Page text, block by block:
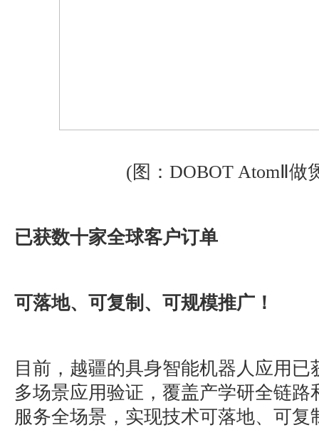
(图：DOBOT AtomⅡ做
已获数十家全球客户订单
可落地、可复制、可规模推广！
目前，越疆的具身智能机器人应用
多场景应用验证，覆盖产学研全链路
服务全场景，实现技术可落地、可复